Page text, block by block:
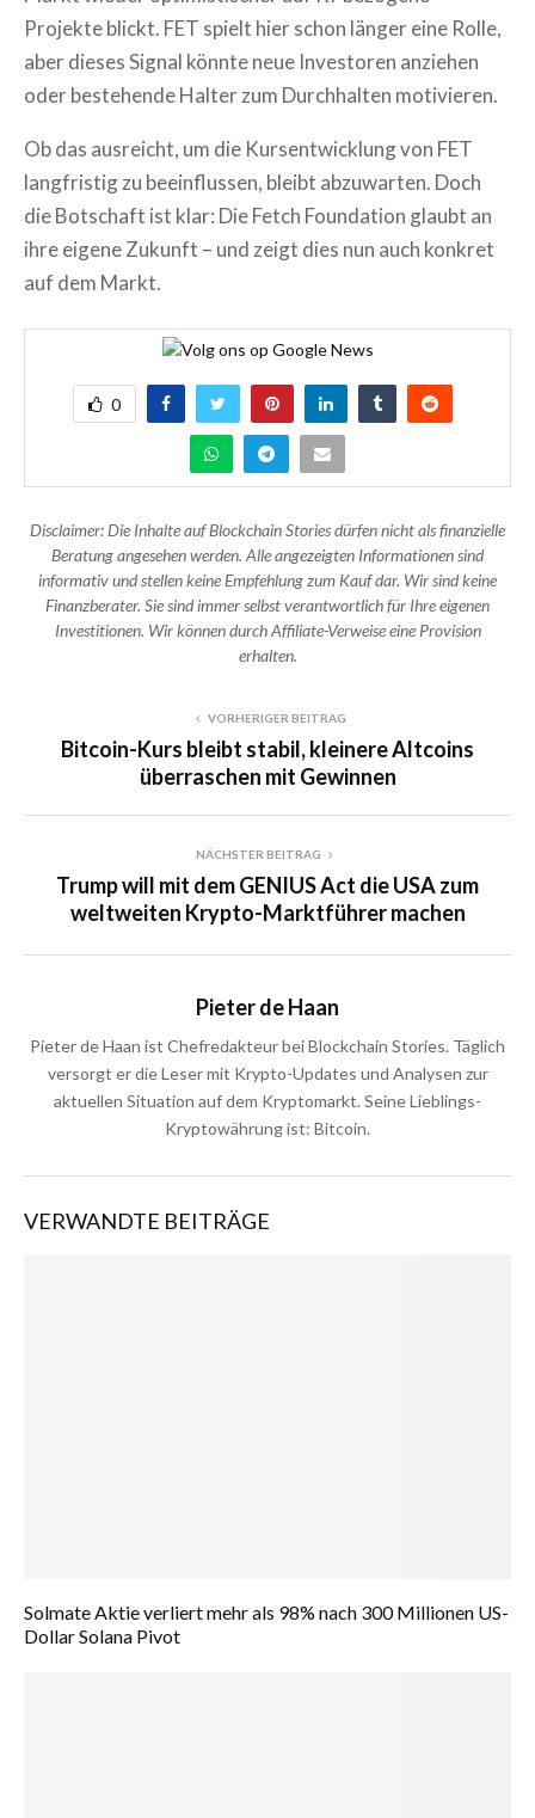
Projekte blickt. FET spielt hier schon länger eine Rolle,
aber dieses Signal könnte neue Investoren anziehen
oder bestehende Halter zum Durchhalten motivieren.
Ob das ausreicht, um die Kursentwicklung von FET
langfristig zu beeinflussen, bleibt abzuwarten. Doch
die Botschaft ist klar: Die Fetch Foundation glaubt an
ihre eigene Zukunft – und zeigt dies nun auch konkret
auf dem Markt.
0
Disclaimer: Die Inhalte auf Blockchain Stories dürfen nicht als finanzielle
Beratung angesehen werden. Alle angezeigten Informationen sind
informativ und stellen keine Empfehlung zum Kauf dar. Wir sind keine
Finanzberater. Sie sind immer selbst verantwortlich für Ihre eigenen
Investitionen. Wir können durch Affiliate-Verweise eine Provision
erhalten.
VORHERIGER BEITRAG
Bitcoin-Kurs bleibt stabil, kleinere Altcoins
überraschen mit Gewinnen
NÄCHSTER BEITRAG
Trump will mit dem GENIUS Act die USA zum
weltweiten Krypto-Marktführer machen
Pieter de Haan
Pieter de Haan ist Chefredakteur bei Blockchain Stories. Täglich
versorgt er die Leser mit Krypto-Updates und Analysen zur
aktuellen Situation auf dem Kryptomarkt. Seine Lieblings-
Kryptowährung ist: Bitcoin.
VERWANDTE BEITRÄGE
Solmate Aktie verliert mehr als 98% nach 300 Millionen US-
Dollar Solana Pivot